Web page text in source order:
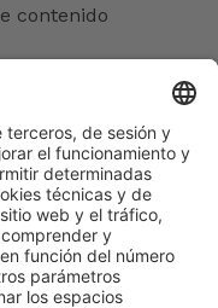
contenido